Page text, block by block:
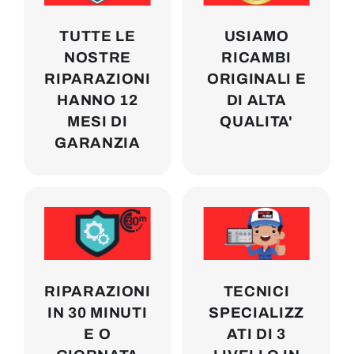
TUTTE LE
NOSTRE
RIPARAZIONI
HANNO 12
MESI DI
GARANZIA
USIAMO
RICAMBI
ORIGINALI E
DI ALTA
QUALITA'
RIPARAZIONI
IN 30 MINUTI
E O
TECNICI
SPECIALIZZ
ATI DI 3